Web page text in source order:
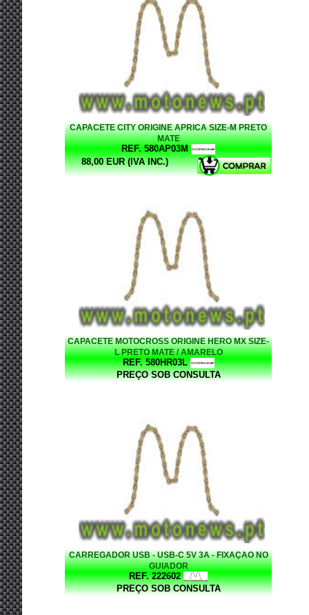
CAPACETE CITY ORIGINE APRICA SIZE-M PRETO
MATE
REF. 580AP03M
88,00 EUR (IVA INC.)
CAPACETE MOTOCROSS ORIGINE HERO MX SIZE-
L PRETO MATE / AMARELO
REF. 580HR03L
PREÇO SOB CONSULTA
CARREGADOR USB - USB-C 5V 3A - FIXAÇAO NO
GUIADOR
REF. 222602
PREÇO SOB CONSULTA